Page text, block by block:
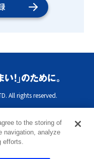
All rights reserved.
to the storing of
navigation, analyze
efforts.